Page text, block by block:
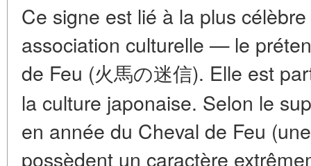
Ce signe est lié à la plus
association culturelle — le
de Feu (火馬の迷信). Elle est
la culture japonaise. Selon le
en année du Cheval de Feu
possèdent un caractère